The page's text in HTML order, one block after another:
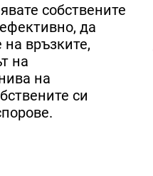
собствените
да
връзките,
на
на
си